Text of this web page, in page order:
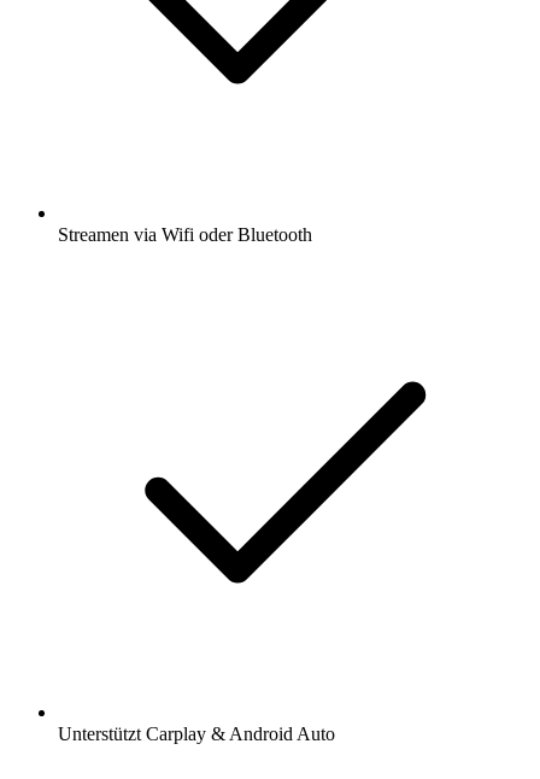
Streamen via Wifi oder Bluetooth
Unterstützt Carplay & Android Auto